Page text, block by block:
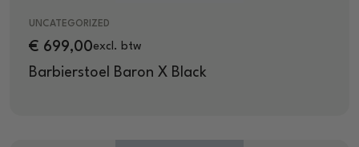
UNCATEGORIZED
Barbierstoel Baron X Black
€ 699,00excl. btw